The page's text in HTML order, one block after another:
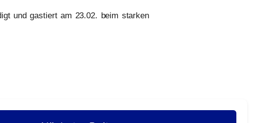
und gastiert am 23.02. beim starken